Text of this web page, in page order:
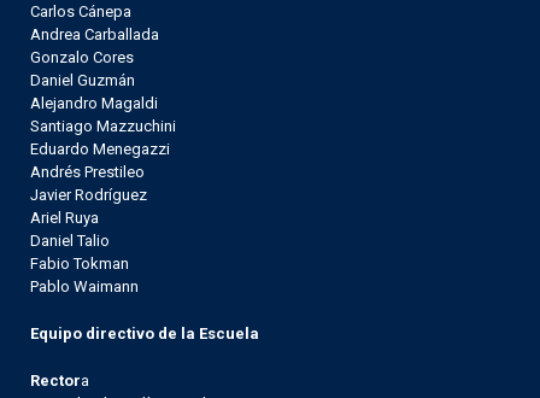
Carlos Cánepa
Andrea Carballada
Gonzalo Cores
Daniel Guzmán
Alejandro Magaldi
Santiago Mazzuchini
Eduardo Menegazzi
Andrés Prestileo
Javier Rodríguez
Ariel Ruya
Daniel Talio
Fabio Tokman
Pablo Waimann
Equipo directivo de la Escuela
Rectora